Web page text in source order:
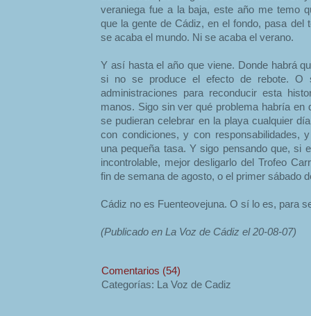
veraniega fue a la baja, este año me temo
que la gente de Cádiz, en el fondo, pasa del
se acaba el mundo. Ni se acaba el verano.
Y así hasta el año que viene. Donde habrá
si no se produce el efecto de rebote. O
administraciones para reconducir esta
manos. Sigo sin ver qué problema habría en
se pudieran celebrar en la playa cualquier
con condiciones, y con responsabilidades,
una pequeña tasa. Y sigo pensando que, si
incontrolable, mejor desligarlo del Trofeo
fin de semana de agosto, o el primer sábado
Cádiz no es Fuenteovejuna. O sí lo es, para
(Publicado en La Voz de Cádiz el 20-08-07)
Comentarios (54)
Categorías: La Voz de Cadiz